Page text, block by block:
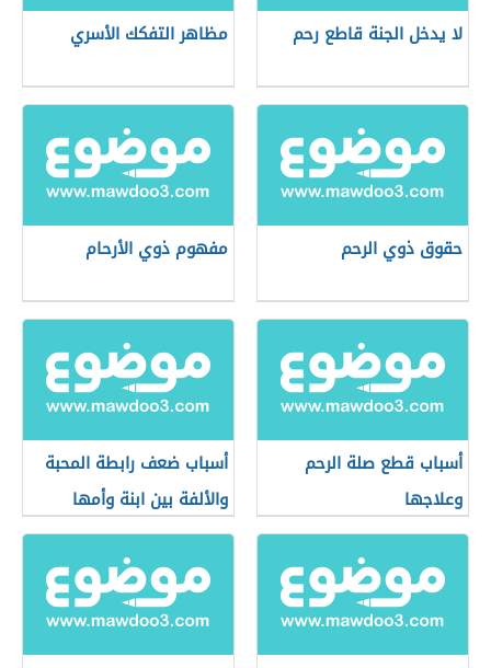
لا يدخل الجنة قاطع رحم مظاهر التفكك الأسري
حقوق ذوي الرحم مفهوم ذوي الأرحام
أسباب قطع صلة الرحم
وعلاجها
أسباب ضعف رابطة المحبة
والألفة بين ابنة وأمها